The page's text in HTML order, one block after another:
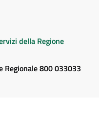
della Regione
Regionale 800 033033